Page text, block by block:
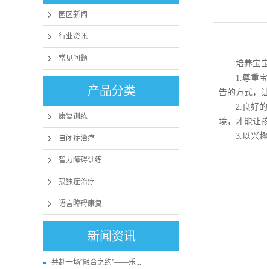
园区新闻
行业资讯
常见问题
产品分类
康复训练
自闭症治疗
智力障碍训练
孤独症治疗
语言障碍康复
新闻资讯
共赴一场“融合之约”——乐...
培养宝
1.尊重宝
告的方式，
2.良好的
境，才能让
3.以兴趣